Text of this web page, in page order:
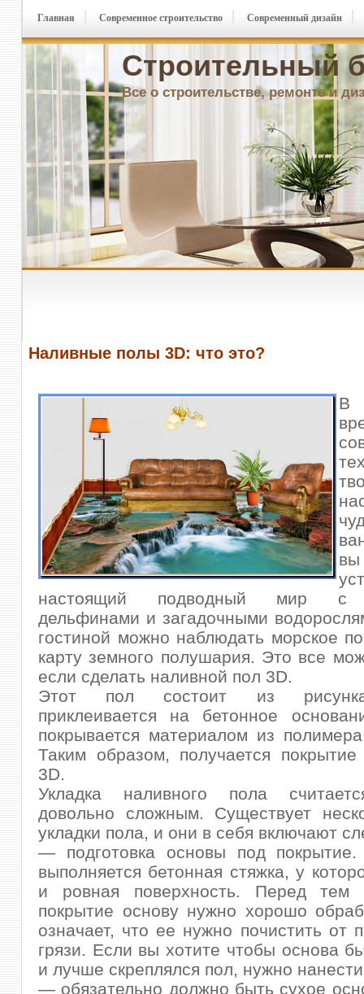
Строительный
Все о строительстве, ремонте и
Главная Современное строительство Современный дизайн
Наливные полы 3D: что это?
В
вы
настоящий подводный мир с
дельфинами и загадочными
гостиной можно наблюдать морское
карту земного полушария. Это все
если сделать наливной пол 3D.
Этот пол состоит из
приклеивается на бетонное
покрывается материалом из
Таким образом, получается
3D.
Укладка наливного пола
довольно сложным. Существует
укладки пола, и они в себя включают
— подготовка основы под
выполняется бетонная стяжка, у
и ровная поверхность. Перед тем
покрытие основу нужно хорошо
означает, что ее нужно почистить от
грязи. Если вы хотите чтобы основа
и лучше скреплялся пол, нужно нанести
— обязательно должно быть сухое